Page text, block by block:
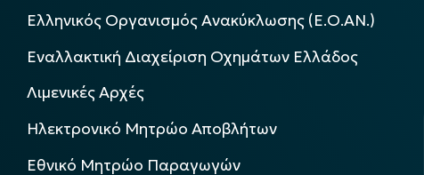
Ελληνικός Οργανισμός Ανακύκλωσης (Ε.Ο.ΑΝ.)
Εναλλακτική Διαχείριση Οχημάτων Ελλάδος
Λιμενικές Αρχές
Ηλεκτρονικό Μητρώο Αποβλήτων
Εθνικό Μητρώο Παραγωγών